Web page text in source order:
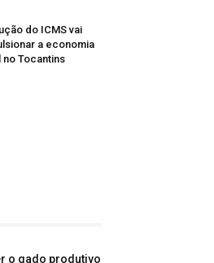
do ICMS vai
a economia
no Tocantins
o gado produtivo